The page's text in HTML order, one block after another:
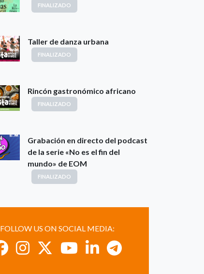
FINALIZADO
Taller de danza urbana
FINALIZADO
Rincón gastronómico africano
FINALIZADO
Grabación en directo del podcast
de la serie «No es el fin del
mundo» de EOM
FINALIZADO
FOLLOW US ON SOCIAL MEDIA: